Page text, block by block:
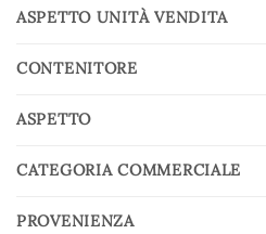
ASPETTO UNITÀ VENDITA
CONTENITORE
ASPETTO
CATEGORIA COMMERCIALE
PROVENIENZA